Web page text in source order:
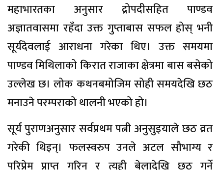
महाभारतका अनुसार द्रोपदीसहित पाण्डव
अज्ञातवासमा रहँदा उक्त गुप्ताबास सफल होस् भनी
सूर्यदेवलाई आराधना गरेका थिए। उक्त समयमा
पाण्डव मिथिलाको किरात राजाका क्षेत्रमा बास बसेको
उल्लेख छ। लोक कथनबमोजिम सोही समयदेखि छठ
मनाउने परम्पराको थालनी भएको हो।
सूर्य पुराणअनुसार सर्वप्रथम पत्नी अनुसुइयाले छठ व्रत
गरेकी थिइन्। फलस्वरुप उनले अटल सौभाग्य र
परिप्रेम प्राप्त गरिन् र त्यही बेलादेखि छठ गर्ने